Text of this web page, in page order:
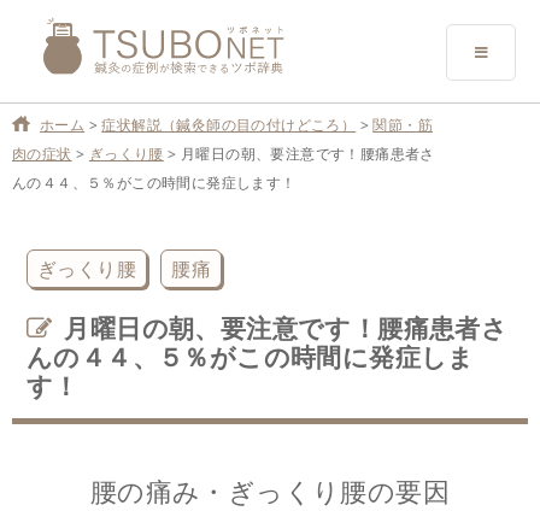
ホーム >症状解説（鍼灸師の目の付けどころ） >関節・筋
肉の症状 > ぎっくり腰 > 月曜日の朝、要注意です！腰痛患者さ
んの４４、５％がこの時間に発症します！
ぎっくり腰 腰痛
月曜日の朝、要注意です！腰痛患者さ
んの４４、５％がこの時間に発症しま
す！
腰の痛み・ぎっくり腰の要因